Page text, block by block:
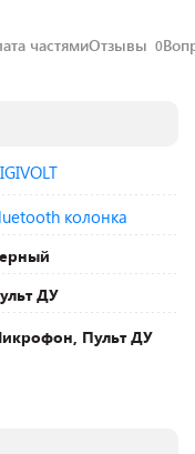
частямиОтзывы 0
колонка
ДУ
Пульт ДУ